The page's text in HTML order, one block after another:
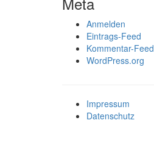
Anmelden
Eintrags-Feed
Kommentar-Feed
WordPress.org
Impressum
Datenschutz